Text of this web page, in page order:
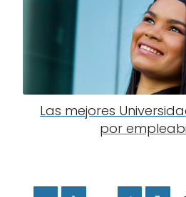
Las mejores
por